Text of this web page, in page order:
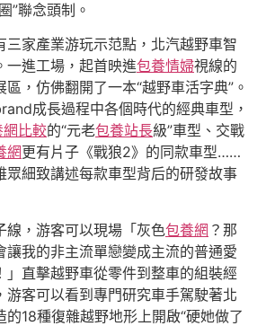
聯念頭制。
三家產業游玩示范點，北汽越野車智
一進工場，起首映進包養情婦視線的
，仿佛翻開了一本“越野車活字典”。
成長過程中各個時代的經典車型，
網比較的“元老包養站長級”車型、交戰
網更有片子《戰狼2》的同款車型……
眾細致講述每款車型背后的研發故事
線，游客可以現場「灰色包養網 ？那
讓我的非主流單戀變成主流的普通愛
」直擊越野車從零件到整車的組裝經
游客可以看到專門研究車手駕駛著北
18種復雜越野地形上開啟“硬她做了